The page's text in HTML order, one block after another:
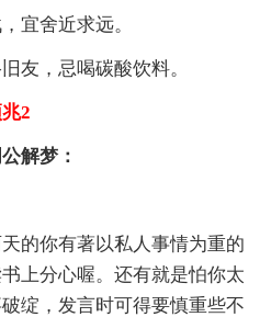
宜舍近求远。
友，忌喝碳酸饮料。
2
解梦：
的你有著以私人事情为重的
上分心喔。还有就是怕你太
绽，发言时可得要慎重些不